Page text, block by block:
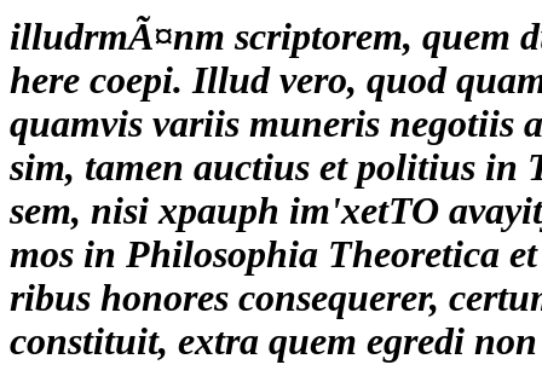
illudrmÃ¤nm scriptorem, quem
here coepi. Illud vero, quod
quamvis variis muneris negotiis
sim, tamen auctius et politius in
sem, nisi xpauph im'xetTO
mos in Philosophia Theoretica
ribus honores consequerer,
constituit, extra quem egredi